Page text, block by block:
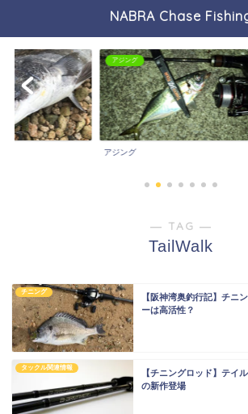
NABRA Chase
アジング
アジング
― TAG ―
TailWalk
チニング
【阪神湾奥釣行記】チニ
ーは高活性？
タックル関連情報
【チニングロッド】テイ
の新作登場